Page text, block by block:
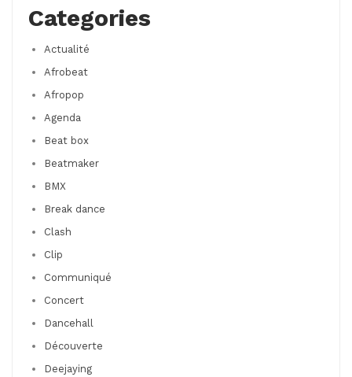
Categories
Actualité
Afrobeat
Afropop
Agenda
Beat box
Beatmaker
BMX
Break dance
Clash
Clip
Communiqué
Concert
Dancehall
Découverte
Deejaying